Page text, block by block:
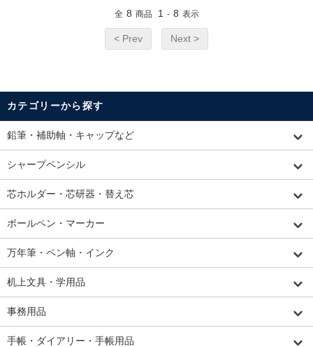
全 8 商品 1 - 8 表示
< Prev Next >
カテゴリーから探す
鉛筆・補助軸・キャップなど
シャープペンシル
芯ホルダー・芯研器・替え芯
ボールペン・マーカー
万年筆・ペン軸・インク
机上文具・学用品
事務用品
手帳・ダイアリー・手帳用品